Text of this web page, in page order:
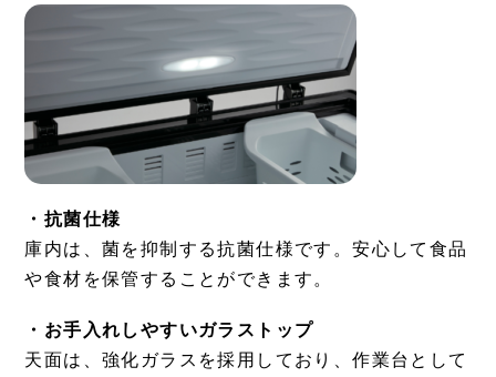
・抗菌仕様
庫内は、菌を抑制する抗菌仕様です。安心して食品
や食材を保管することができます。
・お手入れしやすいガラストップ
天面は、強化ガラスを採用しており、作業台として